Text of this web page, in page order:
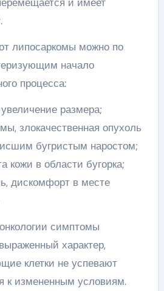
липосаркомы можно по
начало
процесса:
размера;
злокачественная опухоль
бугристым наростом;
кожи в области бугорка;
дискомфорт в месте
симптомы
характер,
клетки не успевают
к измененным условиям.